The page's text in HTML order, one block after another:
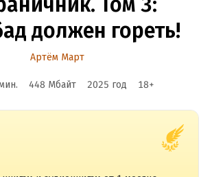
должен гореть!
Артём Март
448 Мбайт 2025 год 18+